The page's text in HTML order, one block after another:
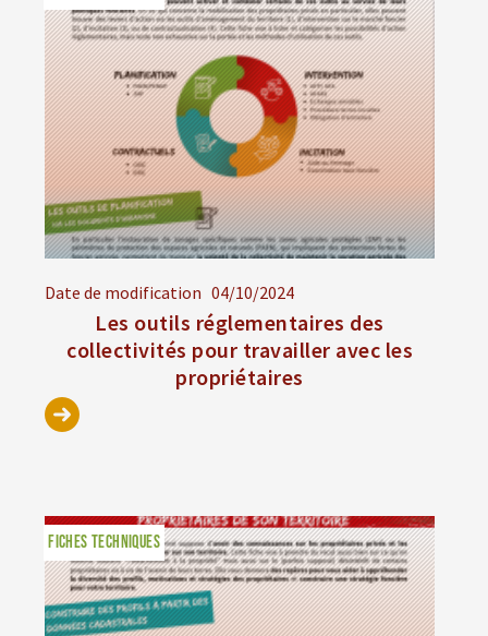
Date de modification 04/10/2024
Les outils réglementaires des
collectivités pour travailler avec les
propriétaires
FICHES TECHNIQUES